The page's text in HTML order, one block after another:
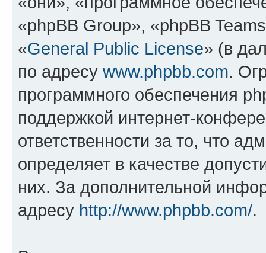
«phpBB Group», «phpBB
«General Public License» (в
по адресу www.phpbb.com.
программного обеспечения
поддержкой интернет-
ответственности за то, что
определяет в качестве
них. За дополнительной
адресу http://www.phpbb.com/.